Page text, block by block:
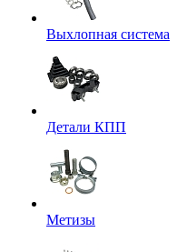
Выхлопная система
Детали КПП
Метизы